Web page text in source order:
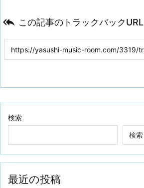
 この記事のトラックバックURL
検索
検索
最近の投稿